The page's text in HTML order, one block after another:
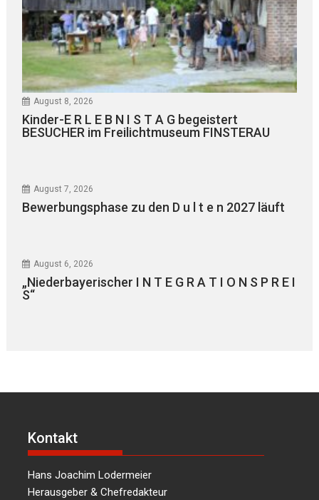
August 8, 2026
Kinder-E R L E B N I S T A G begeistert
BESUCHER im Freilichtmuseum FINSTERAU
August 7, 2026
Bewerbungsphase zu den D u l t e n 2027 läuft
August 6, 2026
„Niederbayerischer I N T E G R A T I O N S P R E I
S“
Kontakt
Hans Joachim Lodermeier
Herausgeber & Chefredakteur